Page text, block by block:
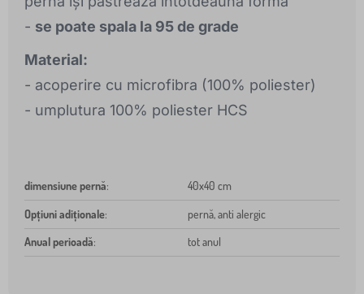
- se poate spala la 95 de grade
Material:
- acoperire cu microfibra (100% poliester)
- umplutura 100% poliester HCS
dimensiune pernă: 40x40 cm
Opțiuni adiționale:
pernă, anti alergic
Anual perioadă: tot anul